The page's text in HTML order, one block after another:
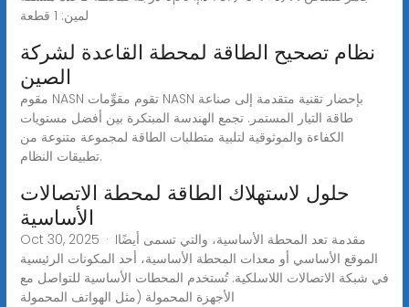
لمين: 1 قطعة
نظام تصحيح الطاقة لمحطة القاعدة لشركة
الصين
مقوم NASN تقوم مقوِّمات NASN بإحضار تقنية متقدمة إلى صناعة
طاقة التيار المستمر. تجمع الهندسة المبتكرة بين أفضل مستويات
الكفاءة والموثوقية لتلبية متطلبات الطاقة لمجموعة متنوعة من
تطبيقات النظام.
حلول لاستهلاك الطاقة لمحطة الاتصالات
الأساسية
Oct 30, 2025 · Iمقدمة تعد المحطة الأساسية، والتي تسمى أيضًا
الموقع الأساسي أو معدات المحطة الأساسية، أحد المكونات الرئيسية
في شبكة الاتصالات اللاسلكية. تُستخدم المحطات الأساسية للتواصل مع
الأجهزة المحمولة (مثل الهواتف المحمولة